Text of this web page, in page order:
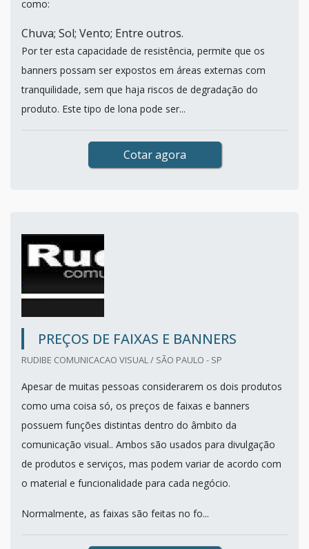
como:
Chuva; Sol; Vento; Entre outros.
Por ter esta capacidade de resistência, permite que os
banners possam ser expostos em áreas externas com
tranquilidade, sem que haja riscos de degradação do
produto. Este tipo de lona pode ser...
Cotar agora
PREÇOS DE FAIXAS E BANNERS
RUDIBE COMUNICACAO VISUAL / SÃO PAULO - SP
Apesar de muitas pessoas considerarem os dois produtos
como uma coisa só, os preços de faixas e banners
possuem funções distintas dentro do âmbito da
comunicação visual.. Ambos são usados para divulgação
de produtos e serviços, mas podem variar de acordo com
o material e funcionalidade para cada negócio.
Normalmente, as faixas são feitas no fo...